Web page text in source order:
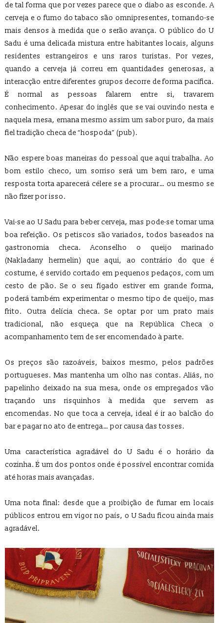
de tal forma que por vezes parece que o diabo as esconde. A
cerveja e o fumo do tabaco são omnipresentes, tornando-se
mais densos à medida que o serão avança. O público do U
Sadu é uma delicada mistura entre habitantes locais, alguns
residentes estrangeiros e uns raros turistas. Por vezes,
quando a cerveja já correu em quantidades generosas, a
interacção entre diferentes grupos decorre de forma pacífica.
É normal as pessoas falarem entre si, travarem
conhecimento. Apesar do inglês que se vai ouvindo nesta e
naquela mesa, emana mesmo assim um sabor puro, da mais
fiel tradição checa de “hospoda” (pub).
Não espere boas maneiras do pessoal que aqui trabalha. Ao
bom estilo checo, um sorriso será um bem raro, e uma
resposta torta aparecerá célere se a procurar… ou mesmo se
não fizer por isso.
Vai-se ao U Sadu para beber cerveja, mas pode-se tomar uma
boa refeição. Os petiscos são variados, todos baseados na
gastronomia checa. Aconselho o queijo marinado
(Nakladany hermelin) que aqui, ao contrário do que é
costume, é servido cortado em pequenos pedaços, com um
cesto de pão. Se o seu fígado estiver em grande forma,
poderá também experimentar o mesmo tipo de queijo, mas
frito. Outra delícia checa. Se optar por um prato mais
tradicional, não esqueça que na República Checa o
acompanhamento tem de ser encomendado à parte.
Os preços são razoáveis, baixos mesmo, pelos padrões
portugueses. Mas mantenha um olho nas contas. Aliás, no
papelinho deixado na sua mesa, onde os empregados vão
traçando uns risquinhos à medida que servem as
encomendas. No que toca a cerveja, ideal é ir ao balcão do
bar e pagar no ato de entrega… por causa das tosses.
Uma característica agradável do U Sadu é o horário da
cozinha. É um dos pontos onde é possível encontrar comida
até horas mais avançadas.
Uma nota final: desde que a proibição de fumar em locais
públicos entrou em vigor no país, o U Sadu ficou ainda mais
agradável.